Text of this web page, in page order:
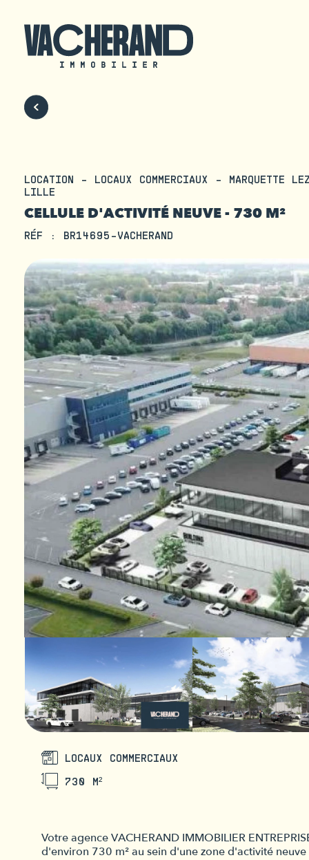
LOCATION - LOCAUX COMMERCIAUX - MARQUETTE
LILLE
CELLULE D'ACTIVITÉ NEUVE - 730 M²
RÉF : BR14695-VACHERAND
LOCAUX COMMERCIAUX
730 M²
Votre agence VACHERAND IMMOBILIER
d'environ 730 m² au sein d'une zone d'activité